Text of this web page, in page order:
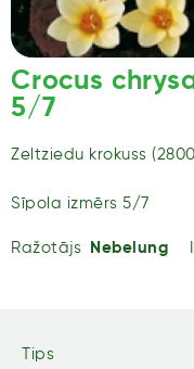
Crocus
5/7
Zeltziedu krokuss
Sīpola izmērs 5/7
Ražotājs Nebelung
Tips